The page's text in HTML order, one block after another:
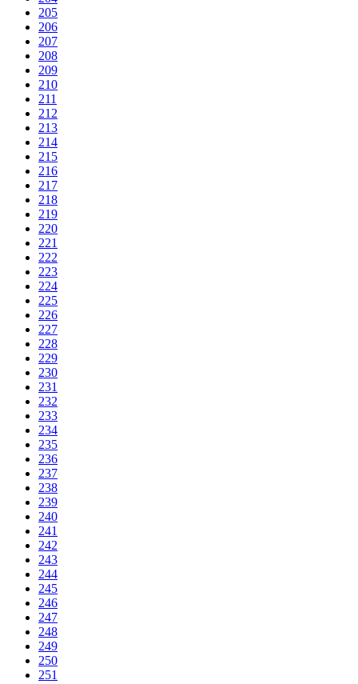
205
206
207
208
209
210
211
212
213
214
215
216
217
218
219
220
221
222
223
224
225
226
227
228
229
230
231
232
233
234
235
236
237
238
239
240
241
242
243
244
245
246
247
248
249
250
251